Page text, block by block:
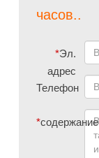
часов..
*Эл.
адрес
Телефон
*содержание